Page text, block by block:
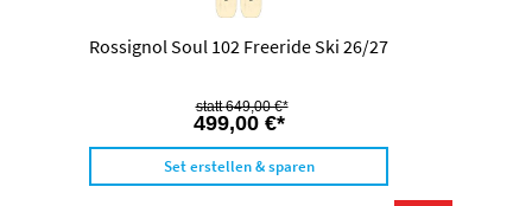
Rossignol Soul 102 Freeride Ski 26/27
499,00 €*
649,00 €*
Set erstellen & sparen